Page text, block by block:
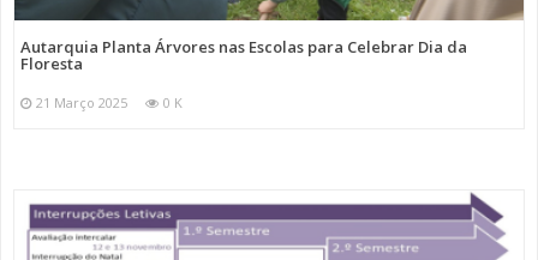
Autarquia Planta Árvores nas Escolas para Celebrar Dia da
Floresta
21 Março 2025 0 K